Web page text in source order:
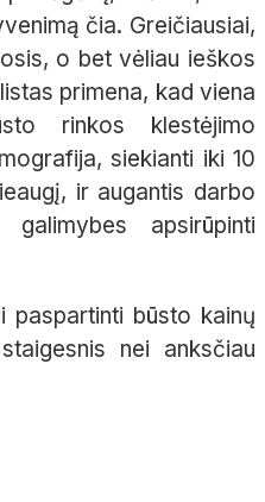
čia. Greičiausiai,
o bet vėliau ieškos
primena, kad viena
rinkos klestėjimo
siekianti iki 10
ir augantis darbo
galimybes apsirūpinti
paspartinti būsto kainų
nei anksčiau